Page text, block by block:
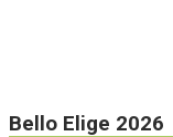
Bello Elige 2026